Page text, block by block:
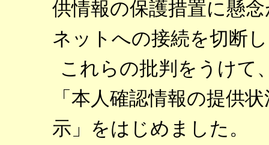
供情報の保護措置に懸
ネットへの接続を切断
これらの批判をうけて
「本人確認情報の提供
示」をはじめました。